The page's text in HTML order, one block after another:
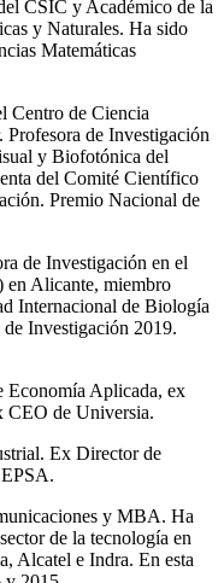
CSIC y Académico de la
y Naturales. Ha sido
Matemáticas
Centro de Ciencia
Profesora de Investigación
y Biofotónica del
del Comité Científico
Premio Nacional de
de Investigación en el
Alicante, miembro
Internacional de Biología
Investigación 2019.
Economía Aplicada, ex
CEO de Universia.
Ex Director de
y MBA. Ha
de la tecnología en
Alcatel e Indra. En esta